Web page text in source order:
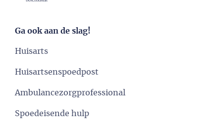
Ga ook aan de slag!
Huisarts
Huisartsenspoedpost
Ambulancezorgprofessional
Spoedeisende hulp